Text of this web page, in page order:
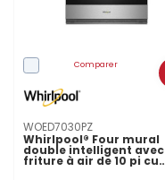
Comparer
WOED7030PZ
Whirlpool® Four mural
double intelligent avec
friture à air de 10 pi cu